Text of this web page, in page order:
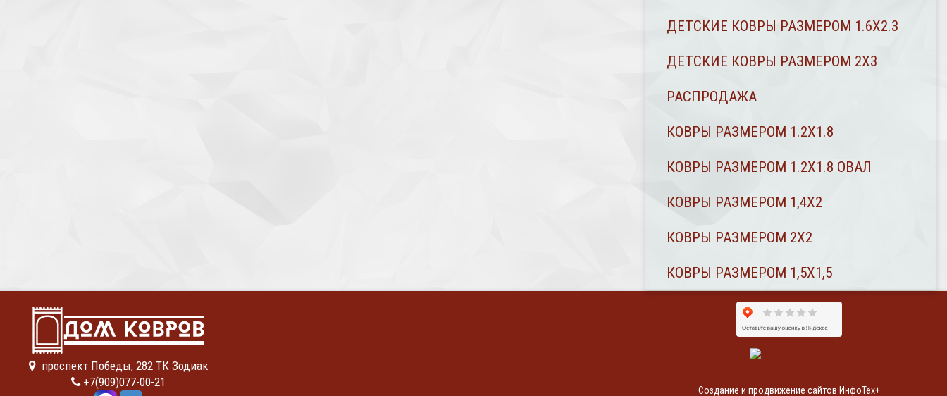
ДЕТСКИЕ КОВРЫ РАЗМЕРОМ 1.6Х2.3
ДЕТСКИЕ КОВРЫ РАЗМЕРОМ 2Х3
РАСПРОДАЖА
КОВРЫ РАЗМЕРОМ 1.2Х1.8
КОВРЫ РАЗМЕРОМ 1.2Х1.8 ОВАЛ
КОВРЫ РАЗМЕРОМ 1,4Х2
КОВРЫ РАЗМЕРОМ 2Х2
КОВРЫ РАЗМЕРОМ 1,5Х1,5
проспект Победы, 282 ТК Зодиак
+7(909)077-00-21
Создание и продвижение сайтов ИнфоТех+